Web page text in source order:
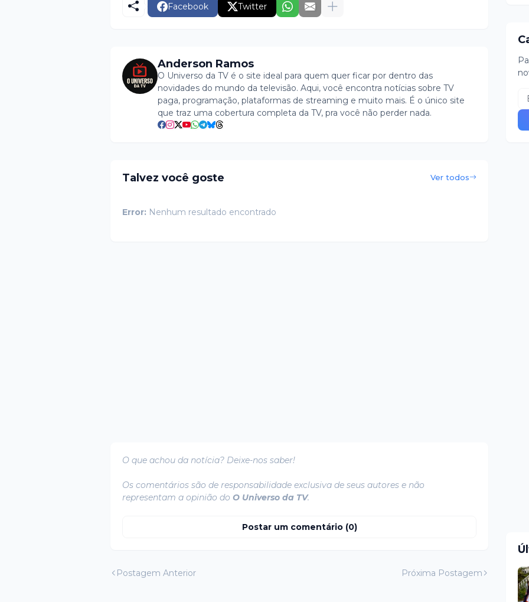
Facebook Twitter
Anderson Ramos
O Universo da TV é o site ideal para quem quer ficar por dentro das
novidades do mundo da televisão. Aqui, você encontra notícias sobre TV
paga, programação, plataformas de streaming e muito mais. É o único site
que traz uma cobertura completa da TV, pra você não perder nada.
Talvez você goste Ver todos
Error: Nenhum resultado encontrado
O que achou da notícia? Deixe-nos saber!
Os comentários são de responsabilidade exclusiva de seus autores e não
representam a opinião do O Universo da TV.
Postar um comentário (0)
Postagem Anterior Próxima Postagem